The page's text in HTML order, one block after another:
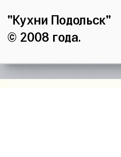
"Кухни Подольск"
© 2008 года.